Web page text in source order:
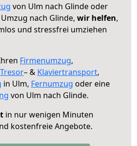
von Ulm nach Glinde oder
nach Glinde, wir helfen,
und stressfrei umziehen
Firmenumzug,
Tresor– & Klaviertransport,
in Ulm, Fernumzug oder eine
von Ulm nach Glinde.
in nur wenigen Minuten
kostenfreie Angebote.